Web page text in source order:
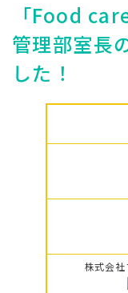
「Food
管理部室長
した！
株式会社